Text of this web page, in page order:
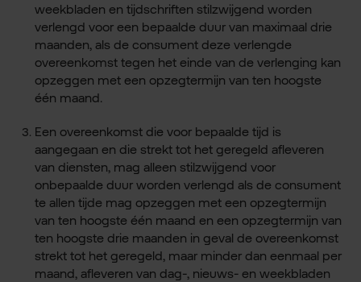
weekbladen en tijdschriften stilzwijgend worden
verlengd voor een bepaalde duur van maximaal drie
maanden, als de consument deze verlengde
overeenkomst tegen het einde van de verlenging kan
opzeggen met een opzegtermijn van ten hoogste
één maand.
Een overeenkomst die voor bepaalde tijd is
aangegaan en die strekt tot het geregeld afleveren
van diensten, mag alleen stilzwijgend voor
onbepaalde duur worden verlengd als de consument
te allen tijde mag opzeggen met een opzegtermijn
van ten hoogste één maand en een opzegtermijn van
ten hoogste drie maanden in geval de overeenkomst
strekt tot het geregeld, maar minder dan eenmaal per
maand, afleveren van dag-, nieuws- en weekbladen